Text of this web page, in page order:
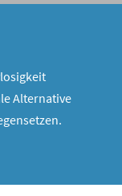
Alternative